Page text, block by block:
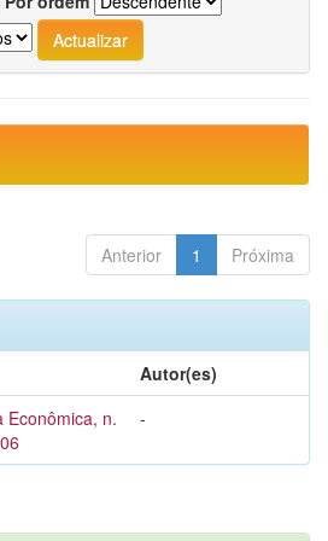
Anterior 1 Próxima
Autor(es)
Econômica, n.
-